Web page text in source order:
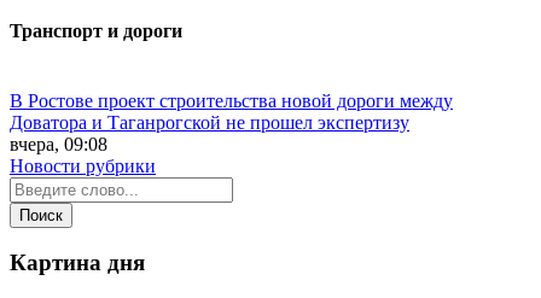
Транспорт и дороги
В Ростове проект строительства новой дороги между
Доватора и Таганрогской не прошел экспертизу
вчера, 09:08
Новости рубрики
Картина дня